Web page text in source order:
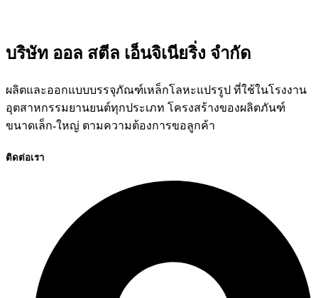
บริษัท ออล สตีล เอ็นจิเนียริ่ง จำกัด
ผลิตและออกแบบบรรจุภัณฑ์เหล็กโลหะแปรรูป ที่ใช้ในโรงงาน
อุตสาหกรรมยานยนต์ทุกประเภท โครงสร้างของผลิตภันฑ์
ขนาดเล็ก-ใหญ่ ตามความต้องการขอลูกค้า
ติดต่อเรา